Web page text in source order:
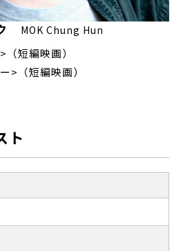
MOK Chung Hun
短編映画）
>（短編映画）
ト